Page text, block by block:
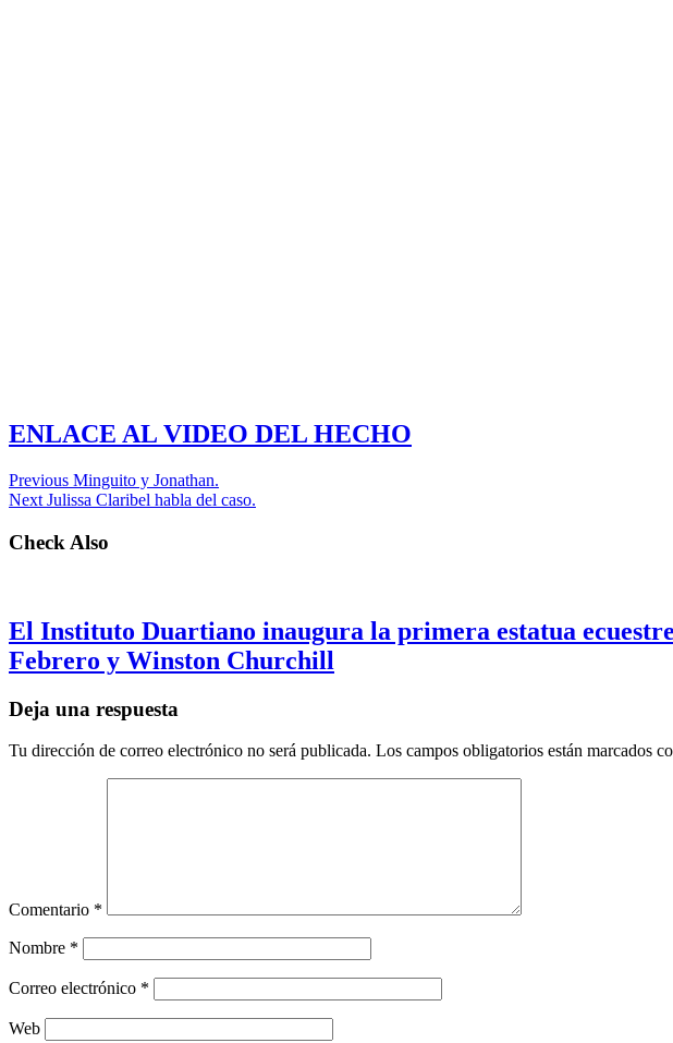
ENLACE AL VIDEO DEL HECHO
Previous Minguito y Jonathan.
Next Julissa Claribel habla del caso.
Check Also
El Instituto Duartiano inaugura la primera estatua
Febrero y Winston Churchill
Deja una respuesta
Tu dirección de correo electrónico no será publicada. Los campos obligatorios están marcados
Comentario *
Nombre *
Correo electrónico *
Web